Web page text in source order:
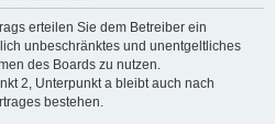
erteilen Sie dem Betreiber ein
unbeschränktes und unentgeltliches
des Boards zu nutzen.
2, Unterpunkt a bleibt auch nach
bestehen.